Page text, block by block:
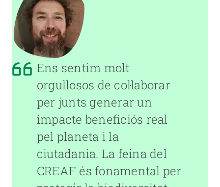
Ens sentim molt
orgullosos de col·laborar
per junts generar un
impacte beneficiós real
pel planeta i la
ciutadania. La feina del
CREAF és fonamental per